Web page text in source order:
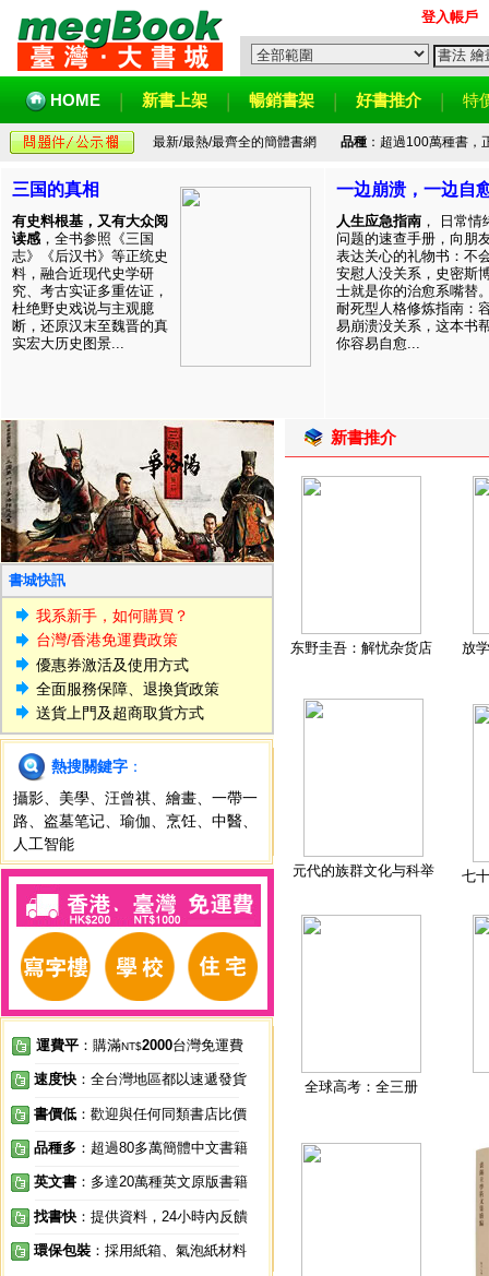
登入帳戶
HOME 新書上架 暢銷書架 好書推介 特
最新/最熱/最齊全的簡體書網 品種：超過100萬種書，
三国的真相
有史料根基，又有大众阅
读感 ，全书参照《三国
志》《后汉书》等正统史
料，融合近现代史学研
究、考古实证多重佐证，
杜绝野史戏说与主观臆
断，还原汉末至魏晋的真
实宏大历史图景...
一边崩溃，一边自
人生应急指南 ， 日常情
问题的速查手册，向朋
表达关心的礼物书：不
安慰人没关系，史密斯
士就是你的治愈系嘴替
耐死型人格修炼指南：
易崩溃没关系，这本书
你容易自愈...
書城快訊
我系新手，如何購買？
台灣/香港免運費政策
優惠券激活及使用方式
全面服務保障、退換貨政策
送貨上門及超商取貨方式
熱搜關鍵字 ：
攝影
美學 汪曾祺 繪畫
一帶一
路
盗墓笔记 瑜伽 烹饪 中醫
人工智能
運費平 ：購滿NT$2000台灣免運費
速度快 ：全台灣地區都以速遞發貨
書價低 ：歡迎與任何同類書店比價
品種多 ：超過80多萬簡體中文書籍
英文書 ：多達20萬種英文原版書籍
找書快 ：提供資料，24小時內反饋
環保包裝 ：採用紙箱、氣泡紙材料
新書推介
东野圭吾：解忧杂货店 放
元代的族群文化与科举 七
全球高考：全三册